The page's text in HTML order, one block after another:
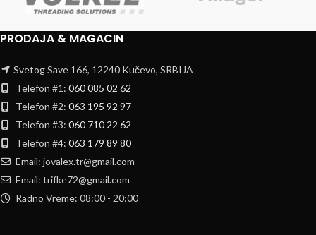
PRODAJA & MAGACIN
Svetog Save 166, 12240 Kučevo, SRBIJA
Telefon #1: 060 085 02 62
Telefon #2: 063 195 92 97
Telefon #3: 060 710 22 62
Telefon #4: 063 179 89 80
Email: jovalex.tr@gmail.com
Email: trifke72@gmail.com
Radno Vreme: 08:00 - 20:00